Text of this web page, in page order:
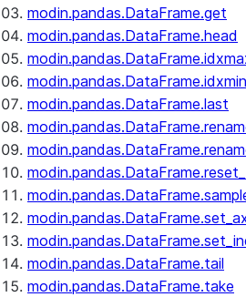
modin.pandas.DataFrame.get
modin.pandas.DataFrame.head
modin.pandas.DataFrame.idxmin
modin.pandas.DataFrame.last
modin.pandas.DataFrame.tail
modin.pandas.DataFrame.take